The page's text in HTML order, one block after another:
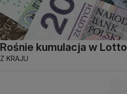
Rośnie kumulacja w Lotto
Z KRAJU